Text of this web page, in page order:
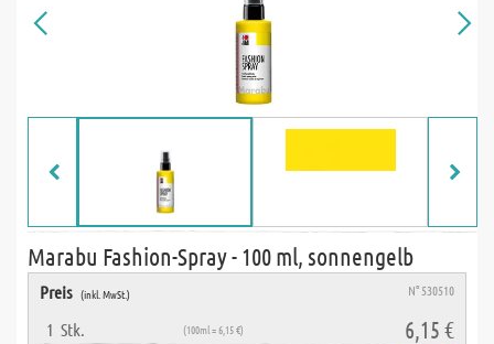
Marabu Fashion-Spray - 100 ml, sonnengelb
Preis (inkl. MwSt.) N° 530510
1 Stk. (100ml = 6,15 €) 6,15 €